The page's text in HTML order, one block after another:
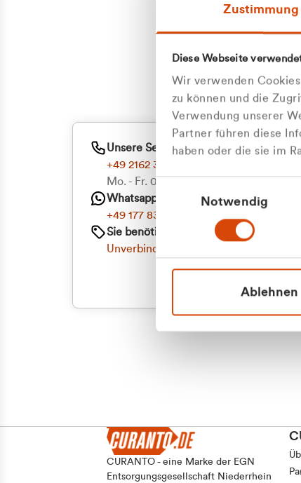
Zustimmung
Diese Webseite
Wir verwenden
zu können und die
Verwendung unserer
Partner führen diese
haben oder die sie im
Einwilligungsauswahl
Notwendig
Ablehnen
Unsere Service-Hotline
+49 2162 3769000
Mo. - Fr. 08.00 - 16:30 Uhr
Whatsapp
+49 177 8376058
Sie benötigen ein individuelles
Unverbindliche Anfrage stellen
CURANTO - eine Marke der EGN
Entsorgungsgesellschaft Niederrhein